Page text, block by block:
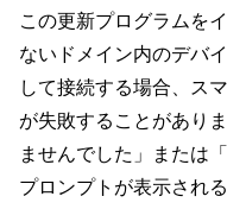
この更新プログラムを
ないドメイン内のデバ
して接続する場合、ス
が失敗することがあり
ませんでした」または
プロンプトが表示され